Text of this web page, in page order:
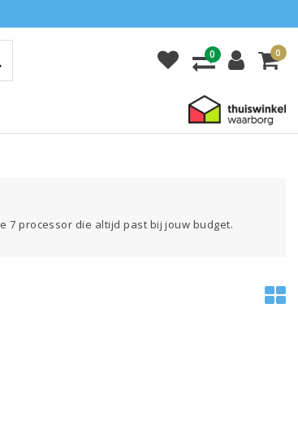
0 0
7 processor die altijd past bij jouw budget.